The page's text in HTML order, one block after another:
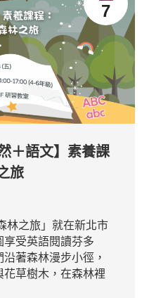
7
＋語文】素養課
旅
林之旅」就在新北市
受英語閱讀芬多
著森林漫步小徑，
草樹木，在森林裡